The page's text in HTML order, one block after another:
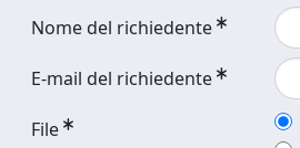
Nome del richiedente
E-mail del richiedente
File